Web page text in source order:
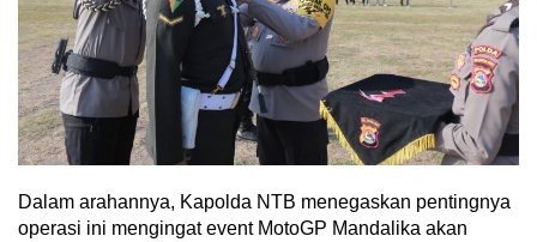
Dalam arahannya, Kapolda NTB menegaskan pentingnya
operasi ini mengingat event MotoGP Mandalika akan